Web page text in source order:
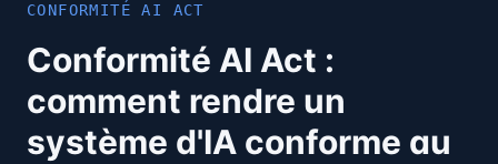
CONFORMITÉ AI ACT
Conformité AI Act :
comment rendre un
système d'IA conforme au